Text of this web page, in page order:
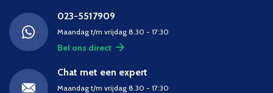
023-5517909
Maandag t/m vrijdag 8.30 - 17:30
Bel ons direct
Chat met een expert
Maandag t/m vrijdag 8.30 - 17:30